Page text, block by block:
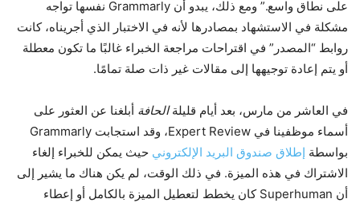
على نطاق واسع.” ومع ذلك، يبدو أن Grammarly نفسها تواجه
مشكلة في الاستشهاد بمصادرها لأنه في الاختبار الذي أجريناه، كانت
روابط “المصدر” في اقتراحات مراجعة الخبراء غالبًا ما تكون معطلة
أو يتم إعادة توجيهها إلى مقالات غير ذات صلة تمامًا.
في العاشر من مارس، بعد أيام قليلةالحافة أبلغنا عن العثور على
أسماء موظفينا في Expert Review، وقد استجابت Grammarly
بواسطة إطلاق صندوق البريد الإلكتروني حيث يمكن للخبراء إلغاء
الاشتراك في هذه الميزة. في ذلك الوقت، لم يكن هناك ما يشير إلى
أن Superhuman كان يخطط لتعطيل الميزة بالكامل أو إعطاء